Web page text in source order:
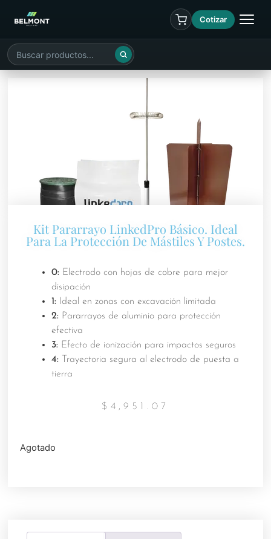
Cotizar
Kit Pararrayo LinkedPro Básico. Ideal
Para La Protección De Mástiles Y Postes.
0: Electrodo con hojas de cobre para mejor
disipación
1: Ideal en zonas con excavación limitada
2: Pararrayos de aluminio para protección
efectiva
3: Efecto de ionización para impactos seguros
4: Trayectoria segura al electrodo de puesta a
tierra
$ 4,951.07
Agotado